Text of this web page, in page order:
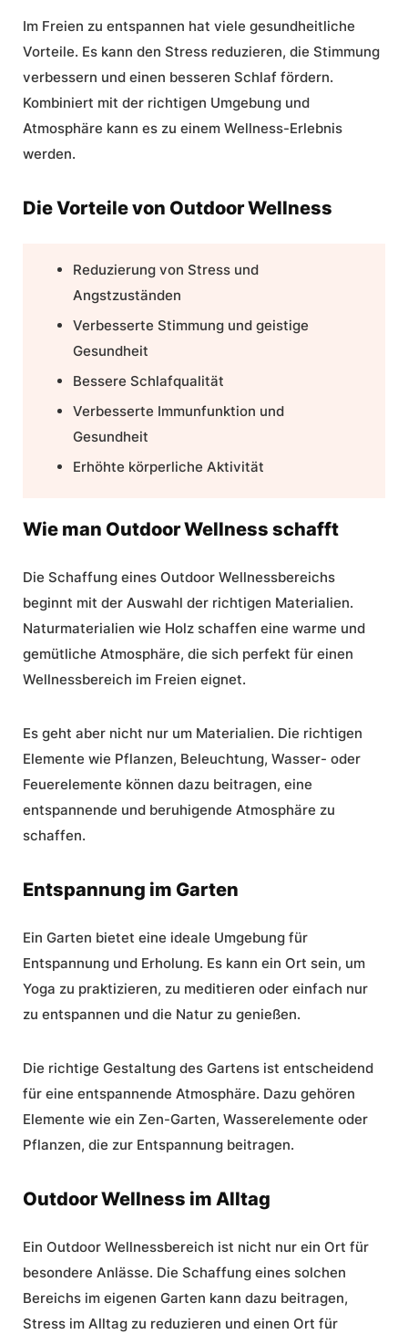
Im Freien zu entspannen hat viele gesundheitliche
Vorteile. Es kann den Stress reduzieren, die Stimmung
verbessern und einen besseren Schlaf fördern.
Kombiniert mit der richtigen Umgebung und
Atmosphäre kann es zu einem Wellness-Erlebnis
werden.
Die Vorteile von Outdoor Wellness
Reduzierung von Stress und
Angstzuständen
Verbesserte Stimmung und geistige
Gesundheit
Bessere Schlafqualität
Verbesserte Immunfunktion und
Gesundheit
Erhöhte körperliche Aktivität
Wie man Outdoor Wellness schafft
Die Schaffung eines Outdoor Wellnessbereichs
beginnt mit der Auswahl der richtigen Materialien.
Naturmaterialien wie Holz schaffen eine warme und
gemütliche Atmosphäre, die sich perfekt für einen
Wellnessbereich im Freien eignet.
Es geht aber nicht nur um Materialien. Die richtigen
Elemente wie Pflanzen, Beleuchtung, Wasser- oder
Feuerelemente können dazu beitragen, eine
entspannende und beruhigende Atmosphäre zu
schaffen.
Entspannung im Garten
Ein Garten bietet eine ideale Umgebung für
Entspannung und Erholung. Es kann ein Ort sein, um
Yoga zu praktizieren, zu meditieren oder einfach nur
zu entspannen und die Natur zu genießen.
Die richtige Gestaltung des Gartens ist entscheidend
für eine entspannende Atmosphäre. Dazu gehören
Elemente wie ein Zen-Garten, Wasserelemente oder
Pflanzen, die zur Entspannung beitragen.
Outdoor Wellness im Alltag
Ein Outdoor Wellnessbereich ist nicht nur ein Ort für
besondere Anlässe. Die Schaffung eines solchen
Bereichs im eigenen Garten kann dazu beitragen,
Stress im Alltag zu reduzieren und einen Ort für